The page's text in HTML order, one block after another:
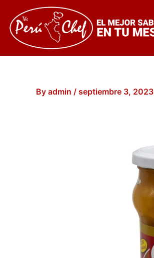
content
By admin / septiembre 3, 2023